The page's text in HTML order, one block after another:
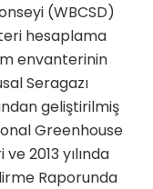
(WBCSD)
hesaplama
envanterinin
Seragazı
geliştirilmiş
Greenhouse
2013 yılında
Raporunda